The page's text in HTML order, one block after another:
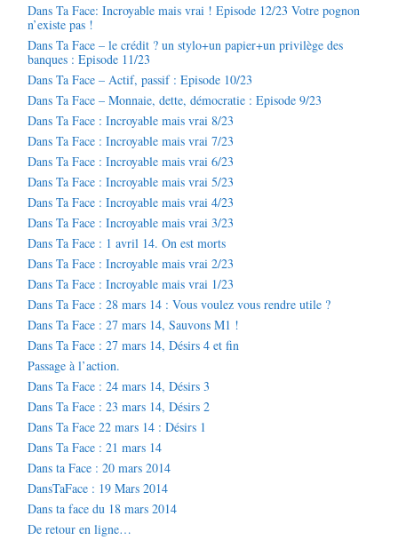
Dans Ta Face: Incroyable mais vrai ! Episode 12/23 Votre pognon
n’existe pas !
Dans Ta Face – le crédit ? un stylo+un papier+un privilège des
banques : Episode 11/23
Dans Ta Face – Actif, passif : Episode 10/23
Dans Ta Face – Monnaie, dette, démocratie : Episode 9/23
Dans Ta Face : Incroyable mais vrai 8/23
Dans Ta Face : Incroyable mais vrai 7/23
Dans Ta Face : Incroyable mais vrai 6/23
Dans Ta Face : Incroyable mais vrai 5/23
Dans Ta Face : Incroyable mais vrai 4/23
Dans Ta Face : Incroyable mais vrai 3/23
Dans Ta Face : 1 avril 14. On est morts
Dans Ta Face : Incroyable mais vrai 2/23
Dans Ta Face : Incroyable mais vrai 1/23
Dans Ta Face : 28 mars 14 : Vous voulez vous rendre utile ?
Dans Ta Face : 27 mars 14, Sauvons M1 !
Dans Ta Face : 27 mars 14, Désirs 4 et fin
Passage à l’action.
Dans Ta Face : 24 mars 14, Désirs 3
Dans Ta Face : 23 mars 14, Désirs 2
Dans Ta Face 22 mars 14 : Désirs 1
Dans Ta Face : 21 mars 14
Dans ta Face : 20 mars 2014
DansTaFace : 19 Mars 2014
Dans ta face du 18 mars 2014
De retour en ligne…